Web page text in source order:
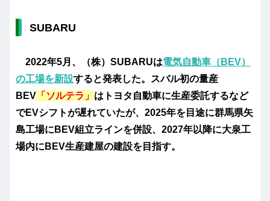
SUBARU
2022年5月、（株）SUBARUは電気自動車（BEV）
の工場を新設すると発表した。スバル初の量産
BEV 「ソルテラ」 はトヨタ自動車に生産委託するなど
でEVシフトが遅れていたが、2025年を目途に群馬県矢
島工場にBEV組立ラインを併設、2027年以降に大泉工
場内にBEV生産建屋の建設を目指す。